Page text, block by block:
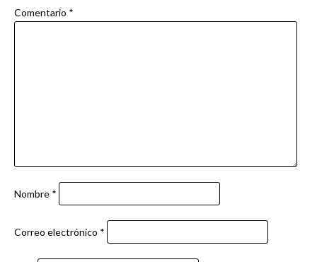
Comentario *
Nombre *
Correo electrónico *